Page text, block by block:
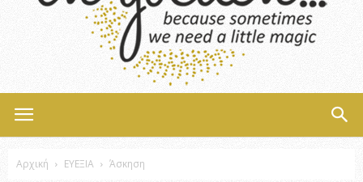
Αρχική ΕΥΕΞΙΑ Άσκηση